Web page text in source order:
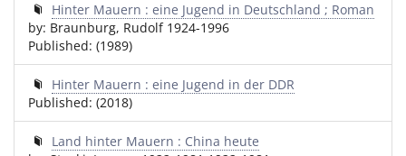
Hinter Mauern : eine Jugend in Deutschland ; Roman
by: Braunburg, Rudolf 1924-1996
Published: (1989)
Hinter Mauern : eine Jugend in der DDR
Published: (2018)
Land hinter Mauern : China heute